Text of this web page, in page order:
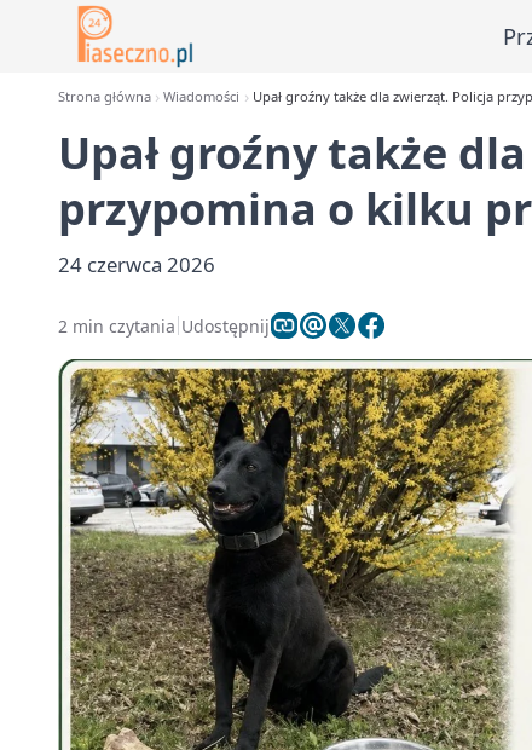
Strona główna Wiadomości Upał groźny także dla zwierząt. Policja
Upał groźny także
przypomina o kilku
24 czerwca 2026
2 min czytania Udostępnij